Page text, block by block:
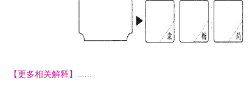
【更多相关解释】......